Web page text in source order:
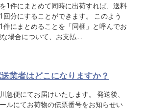
1件にまとめて同時に出荷すれば、送料
回分にすることができます。 このよう
件にまとめることを「同梱」と呼んでお
場合について、お支払….
業者はどこになりますか？
急便にてお届けいたします。 発送後、
ールにてお荷物の伝票番号をお知らせい